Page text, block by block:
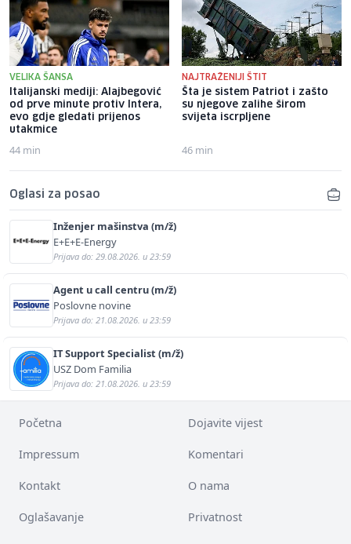
VELIKA ŠANSA
Italijanski mediji: Alajbegović
od prve minute protiv Intera,
evo gdje gledati prijenos
utakmice
44 min
NAJTRAŽENIJI ŠTIT
Šta je sistem Patriot i zašto
su njegove zalihe širom
svijeta iscrpljene
46 min
Oglasi za posao
Inženjer mašinstva (m/ž)
E+E+E-Energy
Prijava do: 29.08.2026. u 23:59
Agent u call centru (m/ž)
Poslovne novine
Prijava do: 21.08.2026. u 23:59
IT Support Specialist (m/ž)
USZ Dom Familia
Prijava do: 21.08.2026. u 23:59
Početna Dojavite vijest
Impressum Komentari
Kontakt O nama
Oglašavanje Privatnost